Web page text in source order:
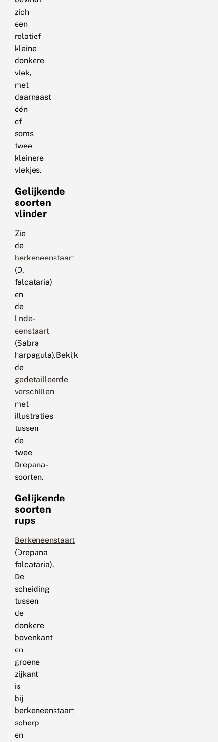
zich
een
relatief
kleine
donkere
vlek,
met
daarnaast
één
of
soms
twee
kleinere
vlekjes.
Gelijkende
soorten
vlinder
Zie
de
berkeneenstaart
(D.
falcataria)
en
de
linde-
eenstaart
(Sabra
harpagula).Bekijk
de
gedetailleerde
verschillen
met
illustraties
tussen
de
twee
Drepana-
soorten.
Gelijkende
soorten
rups
Berkeneenstaart
(Drepana
falcataria).
De
scheiding
tussen
de
donkere
bovenkant
en
groene
zijkant
is
bij
berkeneenstaart
scherp
en